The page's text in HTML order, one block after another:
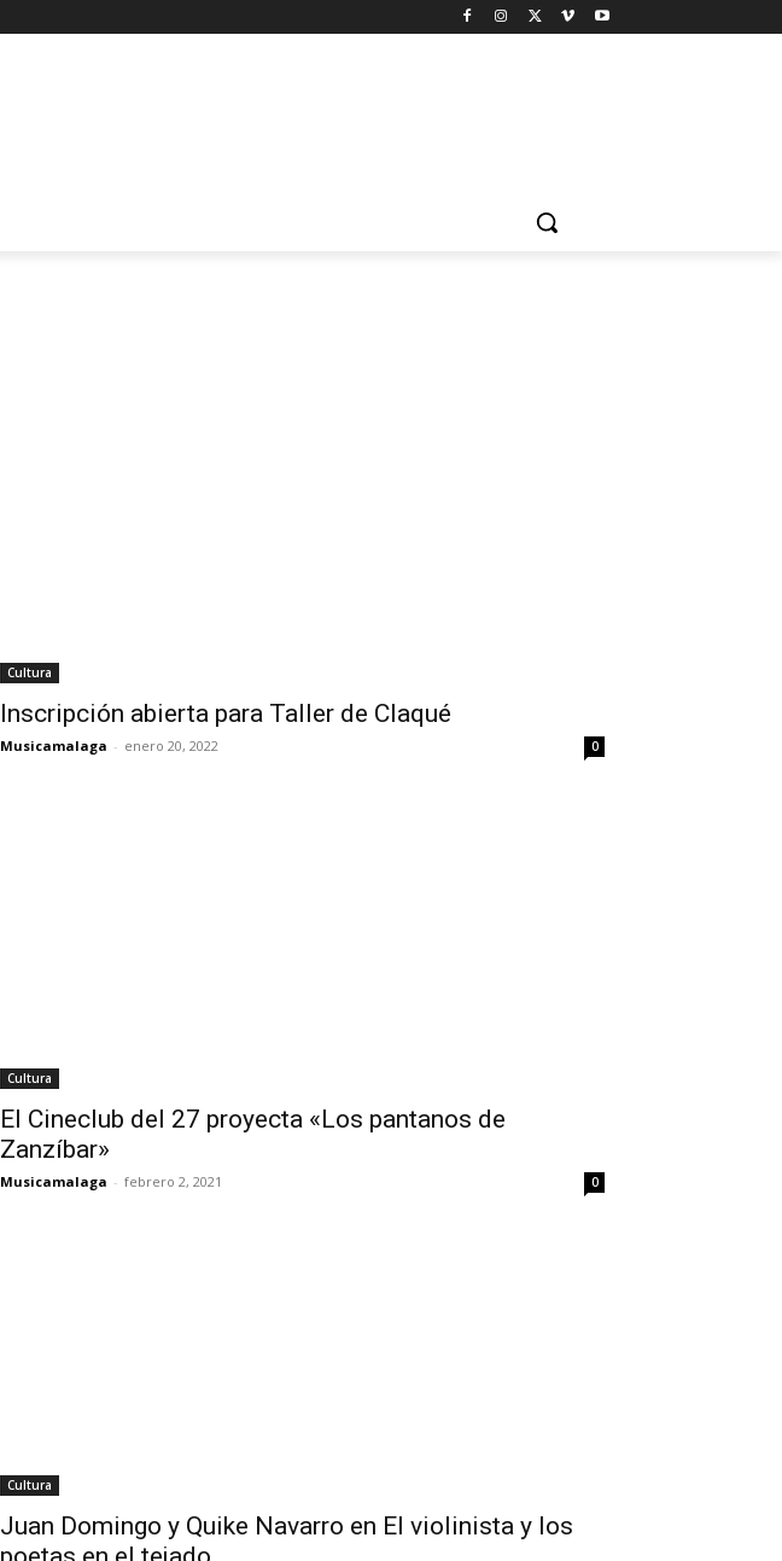
Cultura
Inscripción abierta para Taller de Claqué
Musicamalaga - enero 20, 2022 0
Cultura
El Cineclub del 27 proyecta «Los pantanos de
Zanzíbar»
Musicamalaga - febrero 2, 2021 0
Cultura
Juan Domingo y Quike Navarro en El violinista y los